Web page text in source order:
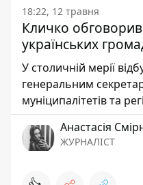
18:22, 12 травня
Кличко
українських
У столичній мерії
генеральним
муніципалітетів та
Анастасія
ЖУРНАЛІСТ